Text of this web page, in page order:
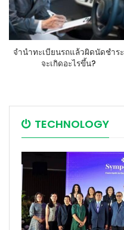
จำนำทะเบียนรถแล้วผิดนัดชำระ
จะเกิดอะไรขึ้น?
TECHNOLOGY